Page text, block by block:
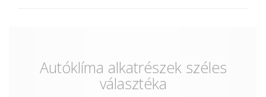
Autóklíma alkatrészek széles
választéka